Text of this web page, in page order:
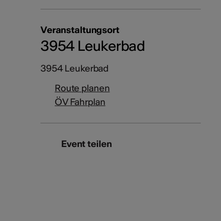
Veranstaltungsort
3954 Leukerbad
3954 Leukerbad
Route planen
ÖV Fahrplan
Event teilen